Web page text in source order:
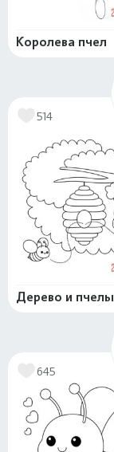
Королева пчел
514
Дерево и пчелы
645